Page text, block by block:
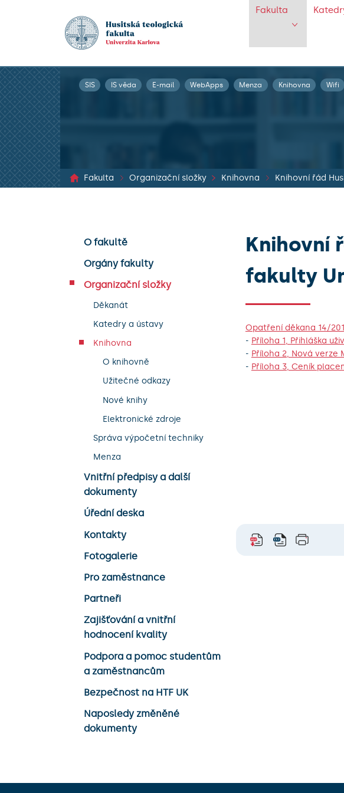
Fakulta
SIS IS věda E-mail WebApps Menza Knihovna Wifi
Fakulta Organizační složky Knihovna Knihovní řád
O fakultě
Orgány fakulty
Organizační složky
Děkanát
Katedry a ústavy
Knihovna
O knihovně
Užitečné odkazy
Nové knihy
Elektronické zdroje
Správa výpočetní techniky
Menza
Vnitřní předpisy a další
dokumenty
Úřední deska
Kontakty
Fotogalerie
Pro zaměstnance
Partneři
Zajišťování a vnitřní
hodnocení kvality
Podpora a pomoc studentům
a zaměstnancům
Bezpečnost na HTF UK
Naposledy změněné
dokumenty
Knihovní
fakulty
Opatření děkana 14/
- Příloha 1, Přihláška
- Příloha 2, Nová verze
- Příloha 3, Ceník